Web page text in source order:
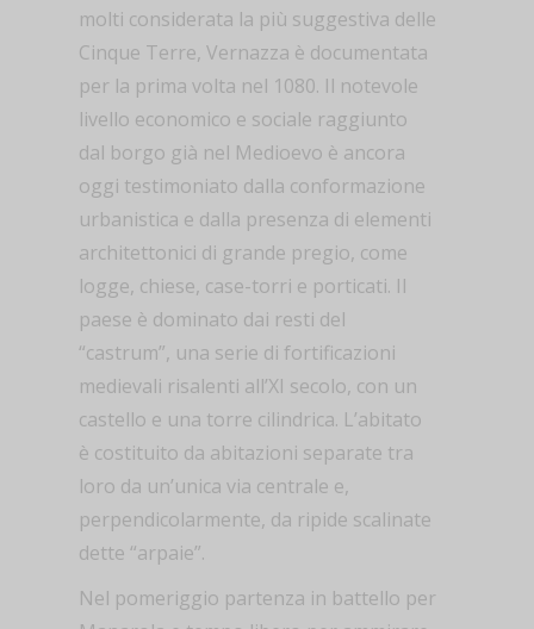
molti considerata la più suggestiva delle
Cinque Terre, Vernazza è documentata
per la prima volta nel 1080. Il notevole
livello economico e sociale raggiunto
dal borgo già nel Medioevo è ancora
oggi testimoniato dalla conformazione
urbanistica e dalla presenza di elementi
architettonici di grande pregio, come
logge, chiese, case-torri e porticati. Il
paese è dominato dai resti del
“castrum”, una serie di fortificazioni
medievali risalenti all’XI secolo, con un
castello e una torre cilindrica. L’abitato
è costituito da abitazioni separate tra
loro da un’unica via centrale e,
perpendicolarmente, da ripide scalinate
dette “arpaie”.
Nel pomeriggio partenza in battello per